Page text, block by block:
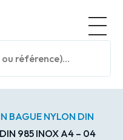
BAGUE NYLON DIN
985 INOX A4 – 04